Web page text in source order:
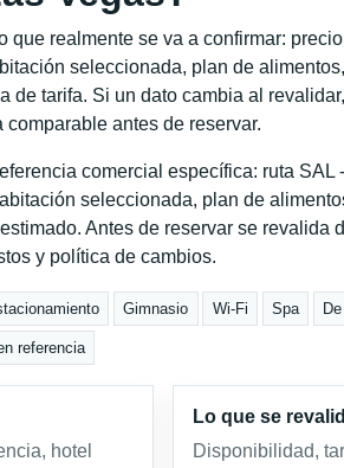
que realmente se va a confirmar:
seleccionada, plan de
de tarifa. Si un dato cambia al
antes de reservar.
comercial específica: ruta SAL
seleccionada, plan de
Antes de reservar se revalida
y política de cambios.
Gimnasio Wi-Fi Spa
referencia
hotel
Lo que se
Disponibilidad,